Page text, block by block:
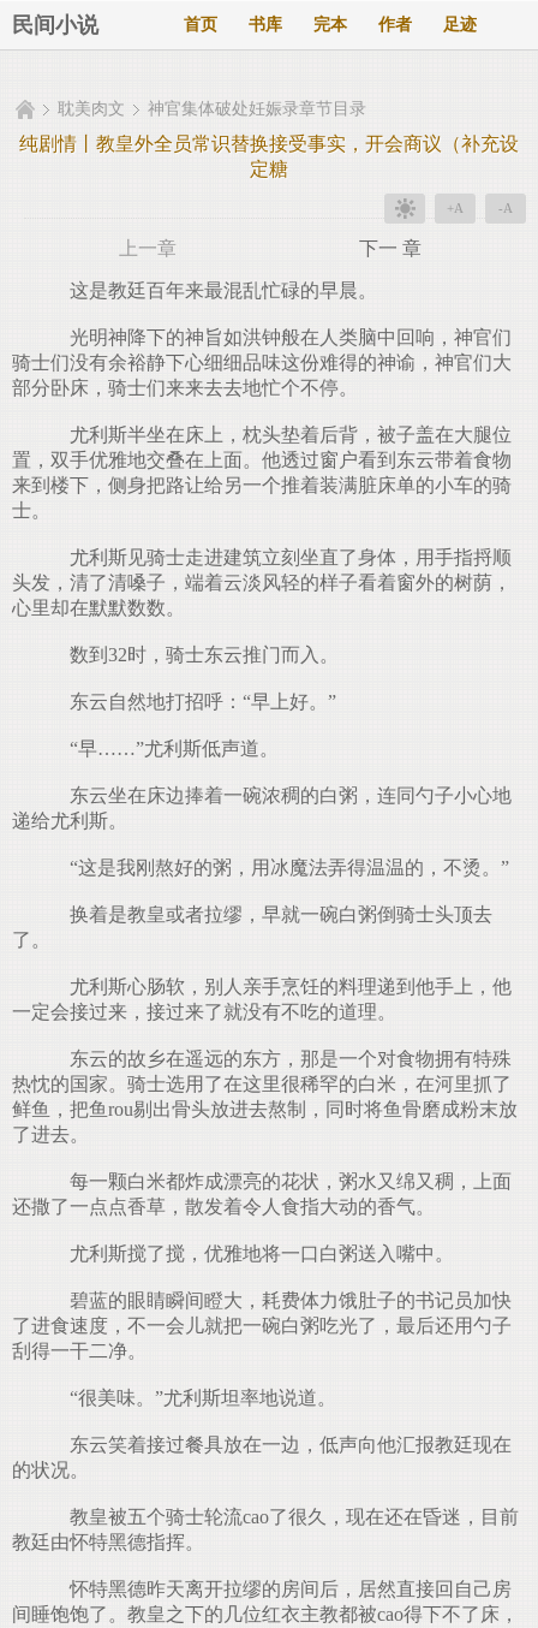
民间小说 首页 书库 完本 作者 足迹
耽美肉文 神官集体破处妊娠录章节目录
纯剧情丨教皇外全员常识替换接受事实，开会商议（补充设
定糖
+A -A
上一章 下一 章
这是教廷百年来最混乱忙碌的早晨。
光明神降下的神旨如洪钟般在人类脑中回响，神官们
骑士们没有余裕静下心细细品味这份难得的神谕，神官们大
部分卧床，骑士们来来去去地忙个不停。
尤利斯半坐在床上，枕头垫着后背，被子盖在大腿位
置，双手优雅地交叠在上面。他透过窗户看到东云带着食物
来到楼下，侧身把路让给另一个推着装满脏床单的小车的骑
士。
尤利斯见骑士走进建筑立刻坐直了身体，用手指捋顺
头发，清了清嗓子，端着云淡风轻的样子看着窗外的树荫，
心里却在默默数数。
数到32时，骑士东云推门而入。
东云自然地打招呼：“早上好。”
“早……”尤利斯低声道。
东云坐在床边捧着一碗浓稠的白粥，连同勺子小心地
递给尤利斯。
“这是我刚熬好的粥，用冰魔法弄得温温的，不烫。”
换着是教皇或者拉缪，早就一碗白粥倒骑士头顶去
了。
尤利斯心肠软，别人亲手烹饪的料理递到他手上，他
一定会接过来，接过来了就没有不吃的道理。
东云的故乡在遥远的东方，那是一个对食物拥有特殊
热忱的国家。骑士选用了在这里很稀罕的白米，在河里抓了
鲜鱼，把鱼rou剔出骨头放进去熬制，同时将鱼骨磨成粉末放
了进去。
每一颗白米都炸成漂亮的花状，粥水又绵又稠，上面
还撒了一点点香草，散发着令人食指大动的香气。
尤利斯搅了搅，优雅地将一口白粥送入嘴中。
碧蓝的眼睛瞬间瞪大，耗费体力饿肚子的书记员加快
了进食速度，不一会儿就把一碗白粥吃光了，最后还用勺子
刮得一干二净。
“很美味。”尤利斯坦率地说道。
东云笑着接过餐具放在一边，低声向他汇报教廷现在
的状况。
教皇被五个骑士轮流cao了很久，现在还在昏迷，目前
教廷由怀特黑德指挥。
怀特黑德昨天离开拉缪的房间后，居然直接回自己房
间睡饱饱了。教皇之下的几位红衣主教都被cao得下不了床，